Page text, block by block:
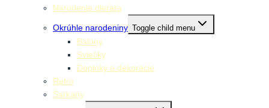
Narodenie dieťaťa
Okrúhle narodeniny Toggle child menu
Balóny
Sviečky
Doplnky a dekorácie
Retro
Šarkany